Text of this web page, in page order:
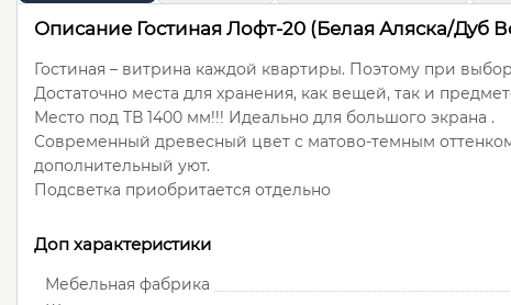
Описание Гостиная Лофт-20 (Белая Аляска/Дуб
Гостиная – витрина каждой квартиры. Поэтому при
Достаточно места для хранения, как вещей, так и
Место под ТВ 1400 мм!!! Идеально для большого экрана .
Современный древесный цвет с матово-темным
дополнительный уют.
Подсветка приобритается отдельно
Доп характеристики
Мебельная фабрика